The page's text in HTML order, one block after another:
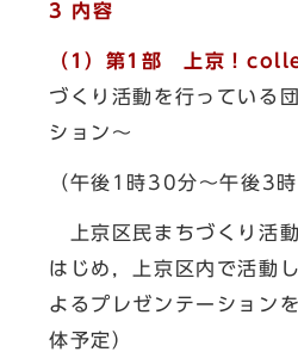
3 内容
（1）第1部 上京！
づくり活動を行っている
ション～
（午後1時30分～午後3
上京区民まちづくり活
はじめ，上京区内で活動
よるプレゼンテーション
体予定）